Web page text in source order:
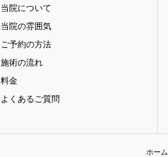
当院について
当院の雰囲気
ご予約の方法
施術の流れ
料金
よくあるご質問
ホーム